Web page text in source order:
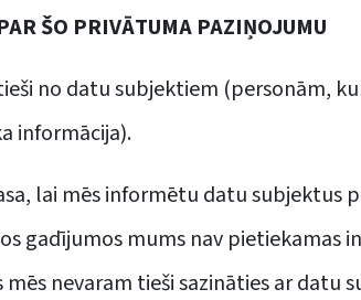
ŠO PRIVĀTUMA PAZIŅOJUMU
no datu subjektiem (personām,
informācija).
lai mēs informētu datu
gadījumos mums nav pietiekamas
nevaram tieši sazināties ar